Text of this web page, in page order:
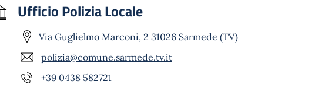
Ufficio Polizia Locale
Via Guglielmo Marconi, 2 31026 Sarmede (TV)
polizia@comune.sarmede.tv.it
+39 0438 582721